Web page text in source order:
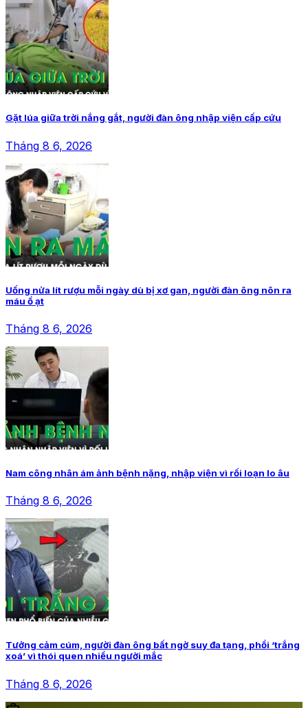
Gặt lúa giữa trời nắng gắt, người đàn ông nhập viện cấp cứu
Tháng 8 6, 2026
Uống nửa lít rượu mỗi ngày dù bị xơ gan, người đàn ông nôn ra
máu ồ ạt
Tháng 8 6, 2026
Nam công nhân ám ảnh bệnh nặng, nhập viện vì rối loạn lo âu
Tháng 8 6, 2026
Tưởng cảm cúm, người đàn ông bất ngờ suy đa tạng, phổi ‘trắng
xoá’ vì thói quen nhiều người mắc
Tháng 8 6, 2026